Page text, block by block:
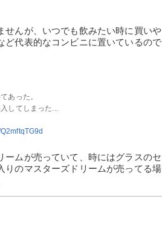
せんが、いつでも飲みたい時に買いや
ど代表的なコンビニに置いているので
あった。
してしまった...
ームが売っていて、時にはグラスのセ
りのマスターズドリームが売ってる場